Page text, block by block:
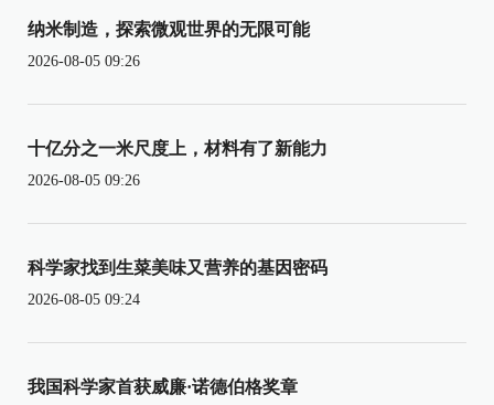
纳米制造，探索微观世界的无限可能
2026-08-05 09:26
十亿分之一米尺度上，材料有了新能力
2026-08-05 09:26
科学家找到生菜美味又营养的基因密码
2026-08-05 09:24
我国科学家首获威廉·诺德伯格奖章